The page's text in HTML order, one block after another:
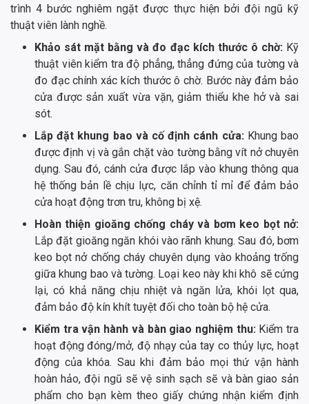
trình 4 bước nghiêm ngặt được thực hiện bởi đội ngũ kỹ
thuật viên lành nghề.
Khảo sát mặt bằng và đo đạc kích thước ô chờ: Kỹ
thuật viên kiểm tra độ phẳng, thẳng đứng của tường và
đo đạc chính xác kích thước ô chờ. Bước này đảm bảo
cửa được sản xuất vừa vặn, giảm thiểu khe hở và sai
sót.
Lắp đặt khung bao và cố định cánh cửa: Khung bao
được định vị và gắn chặt vào tường bằng vít nở chuyên
dụng. Sau đó, cánh cửa được lắp vào khung thông qua
hệ thống bản lề chịu lực, căn chỉnh tỉ mỉ để đảm bảo
cửa hoạt động trơn tru, không bị xệ.
Hoàn thiện gioăng chống cháy và bơm keo bọt nở:
Lắp đặt gioăng ngăn khói vào rãnh khung. Sau đó, bơm
keo bọt nở chống cháy chuyên dụng vào khoảng trống
giữa khung bao và tường. Loại keo này khi khô sẽ cứng
lại, có khả năng chịu nhiệt và ngăn lửa, khói lọt qua,
đảm bảo độ kín khít tuyệt đối cho toàn bộ hệ cửa.
Kiểm tra vận hành và bàn giao nghiệm thu: Kiểm tra
hoạt động đóng/mở, độ nhạy của tay co thủy lực, hoạt
động của khóa. Sau khi đảm bảo mọi thứ vận hành
hoàn hảo, đội ngũ sẽ vệ sinh sạch sẽ và bàn giao sản
phẩm cho bạn kèm theo giấy chứng nhận kiểm định